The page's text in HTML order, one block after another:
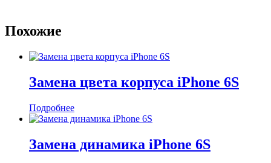
Похожие
Замена цвета корпуса iPhone 6S
Подробнее
Замена динамика iPhone 6S